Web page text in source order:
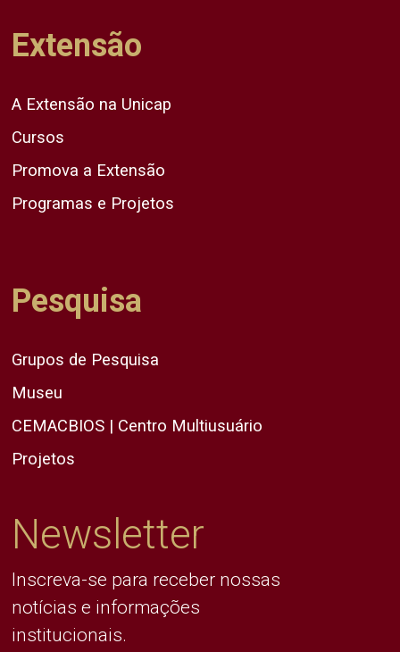
Extensão
A Extensão na Unicap
Cursos
Promova a Extensão
Programas e Projetos
Pesquisa
Grupos de Pesquisa
Museu
CEMACBIOS | Centro Multiusuário
Projetos
Newsletter
Inscreva-se para receber nossas
notícias e informações
institucionais.